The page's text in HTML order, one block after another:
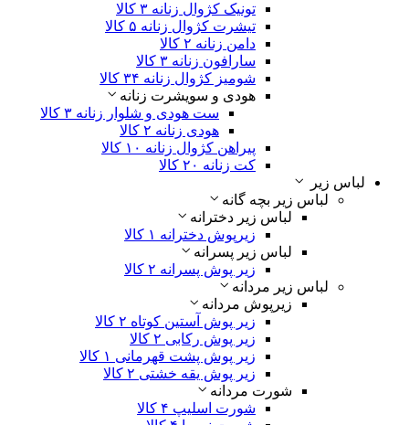
تونیک کژوال زنانه
تیشرت کژوال زنانه
دامن زنانه
سارافون زنانه
شومیز کژوال زنانه
هودی و سویشرت زنانه
ست هودی و شلوار زنانه
هودی زنانه
پیراهن کژوال زنانه
کت زنانه
لباس زیر
لباس زیر بچه گانه
لباس زیر دخترانه
زیرپوش دخترانه
لباس زیر پسرانه
زیر پوش پسرانه
لباس زیر مردانه
زیرپوش مردانه
زیر پوش آستین کوتاه
زیر پوش رکابی
زیر پوش پشت قهرمانی
زیر پوش یقه خشتی
شورت مردانه
شورت اسلیپ